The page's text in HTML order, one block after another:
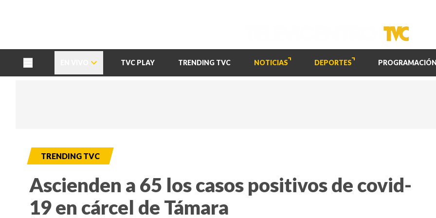
TVC PLAY TRENDING TVC NOTICIAS DEPORTES PROGRAMACIÓN
TRENDING TVC
Ascienden a 65 los casos positivos de covid-
19 en cárcel de Támara